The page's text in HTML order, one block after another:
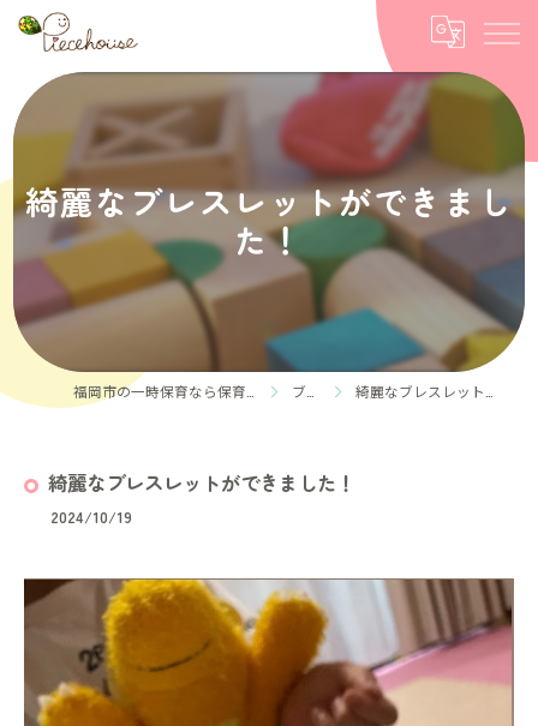
綺麗なブレスレットができまし
た！
ブログ 綺麗なブレスレットができました！
綺麗なブレスレットができました！
2024/10/19